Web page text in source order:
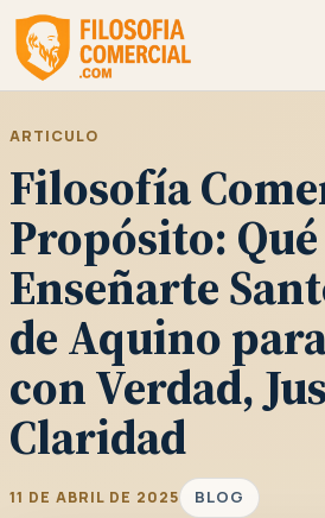
ARTICULO
Filosofía
Propósito: Qué
Enseñarte
de Aquino
con Verdad,
Claridad
11 DE ABRIL DE 2025 BLOG